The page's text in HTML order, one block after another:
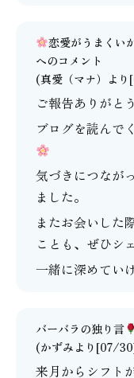
恋愛がうまくい
へのコメント
(真愛（マナ） よ
ご報告ありがと
ブログを読んで
気づきにつなが
ました。
またお会いした
ことも、ぜひシ
一緒に深めてい
バーバラの独り言
(かずみより[07/
来月からシフト